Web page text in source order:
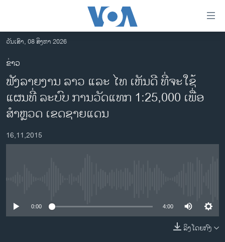
ເຂົ້າ
ຫາ
ຂ້າມ
ຂ້າມ
ຂ້າມ
ໄປ
ຫາ
ຊອກ
ຄົ້ນ
ອາເມຣິກາ
ການເລືອກຕັ້ງ ປະທານາທີບໍດີ ສະຫະລັດ 2024
ຂ່າວ​ຈີນ
ໂລກ
ຊຸມຊົນຊາວລາວ
ວັນເສົາ, 08 ສິງຫາ 2026
ຂ່າວ
ຟັງລາຍງານ ລາວ ແລະ ໄທ ເຫັນດີ ທີ່ຈະໃຊ້
ແຜນທີ່ ລະບົບ ການວັດແທກ 1:25,000 ເພື່ອ
ສຳຫຼວດ ເຂດຊາຍແດນ
16,11,2015
0:00 4:00
ລິງໂດຍກົງ